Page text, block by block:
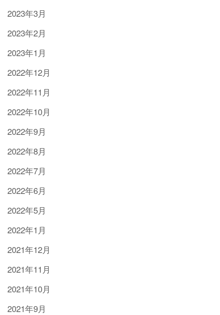
2023年3月
2023年2月
2023年1月
2022年12月
2022年11月
2022年10月
2022年9月
2022年8月
2022年7月
2022年6月
2022年5月
2022年1月
2021年12月
2021年11月
2021年10月
2021年9月